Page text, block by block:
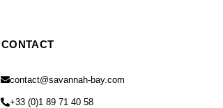
CONTACT
contact@savannah-bay.com
+33 (0)1 89 71 40 58